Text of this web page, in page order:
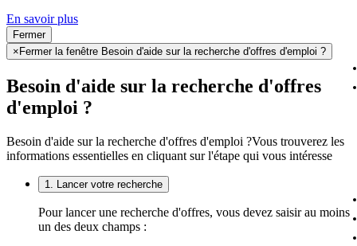
En savoir plus
Fermer
× Fermer la fenêtre Besoin d'aide sur la recherche d'offres d'emploi ?
Besoin d'aide sur la recherche d'offres
d'emploi ?
Besoin d'aide sur la recherche d'offres d'emploi ?Vous trouverez les
informations essentielles en cliquant sur l'étape qui vous intéresse
1. Lancer votre recherche
Pour lancer une recherche d'offres, vous devez saisir au moins
un des deux champs :